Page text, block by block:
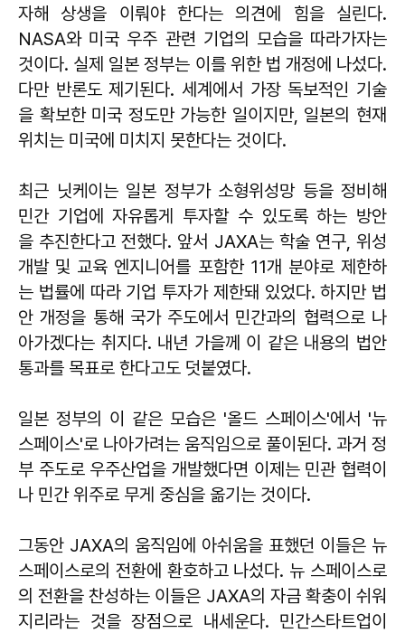
자해 상생을 이뤄야 한다는 의견에 힘을 실린다.
NASA와 미국 우주 관련 기업의 모습을 따라가자는
것이다. 실제 일본 정부는 이를 위한 법 개정에 나섰다.
다만 반론도 제기된다. 세계에서 가장 독보적인 기술
을 확보한 미국 정도만 가능한 일이지만, 일본의 현재
위치는 미국에 미치지 못한다는 것이다.
최근 닛케이는 일본 정부가 소형위성망 등을 정비해
민간 기업에 자유롭게 투자할 수 있도록 하는 방안
을 추진한다고 전했다. 앞서 JAXA는 학술 연구, 위성
개발 및 교육 엔지니어를 포함한 11개 분야로 제한하
는 법률에 따라 기업 투자가 제한돼 있었다. 하지만 법
안 개정을 통해 국가 주도에서 민간과의 협력으로 나
아가겠다는 취지다. 내년 가을께 이 같은 내용의 법안
통과를 목표로 한다고도 덧붙였다.
일본 정부의 이 같은 모습은 '올드 스페이스'에서 '뉴
스페이스'로 나아가려는 움직임으로 풀이된다. 과거 정
부 주도로 우주산업을 개발했다면 이제는 민관 협력이
나 민간 위주로 무게 중심을 옮기는 것이다.
그동안 JAXA의 움직임에 아쉬움을 표했던 이들은 뉴
스페이스로의 전환에 환호하고 나섰다. 뉴 스페이스로
의 전환을 찬성하는 이들은 JAXA의 자금 확충이 쉬워
지리라는 것을 장점으로 내세운다. 민간스타트업이